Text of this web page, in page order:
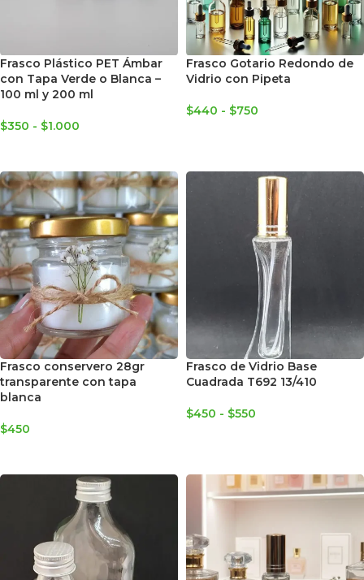
Frasco Plástico PET Ámbar
con Tapa Verde o Blanca –
100 ml y 200 ml
$350 - $1.000
Frasco Gotario Redondo de
Vidrio con Pipeta
$440 - $750
Frasco conservero 28gr
transparente con tapa
blanca
$450
Frasco de Vidrio Base
Cuadrada T692 13/410
$450 - $550